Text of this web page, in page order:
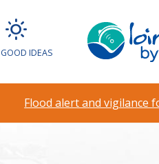
IDEAS
Flood alert and vigilance